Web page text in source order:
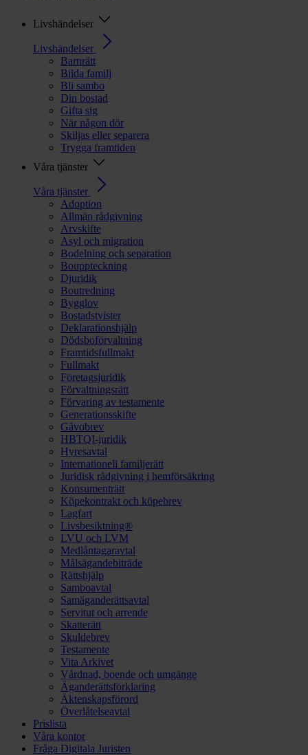
Livshändelser
Livshändelser
Barnrätt
Bilda familj
Bli sambo
Din bostad
Gifta sig
När någon dör
Skiljas eller separera
Trygga framtiden
Våra tjänster
Våra tjänster
Adoption
Allmän rådgivning
Arvskifte
Asyl och migration
Bodelning och separation
Bouppteckning
Djuridik
Boutredning
Bygglov
Bostadstvister
Deklarationshjälp
Dödsboförvaltning
Framtidsfullmakt
Fullmakt
Företagsjuridik
Förvaltningsrätt
Förvaring av testamente
Generationsskifte
Gåvobrev
HBTQI-juridik
Hyresavtal
Internationell familjerätt
Juridisk rådgivning i hemförsäkring
Konsumenträtt
Köpekontrakt och köpebrev
Lagfart
Livsbesiktning®
LVU och LVM
Medlåntagaravtal
Målsägandebiträde
Rättshjälp
Samboavtal
Samäganderättsavtal
Servitut och arrende
Skatterätt
Skuldebrev
Testamente
Vita Arkivet
Vårdnad, boende och umgänge
Äganderättsförklaring
Äktenskapsförord
Överlåtelseavtal
Prislista
Våra kontor
Fråga Digitala Juristen